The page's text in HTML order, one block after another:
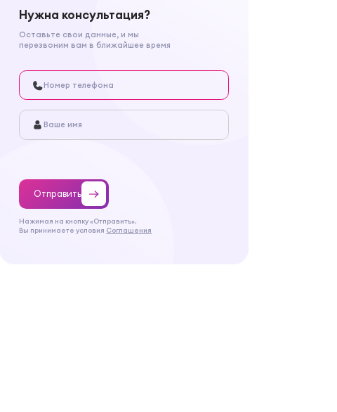
Нужна консультация?
Оставьте свои данные, и мы
перезвоним вам в ближайшее время
Отправить
Нажимая на кнопку «Отправить»,
Вы принимаете условия Соглашения